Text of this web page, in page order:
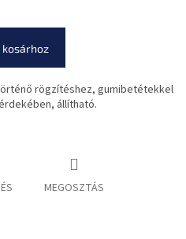
kosárhoz
rögzítéshez, gumibetétekkel
állítható.
MEGOSZTÁS